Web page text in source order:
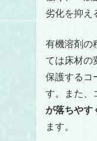
劣化を抑え
有機溶剤の
ては床材の
保護するコ
す。また、
が落ちやす
ます。